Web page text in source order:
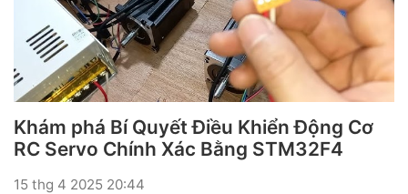
Khám phá Bí Quyết Điều Khiển Động Cơ
RC Servo Chính Xác Bằng STM32F4
15 thg 4 2025 20:44